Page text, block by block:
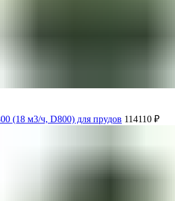
(18 м3/ч, D800) для прудов 114110 ₽